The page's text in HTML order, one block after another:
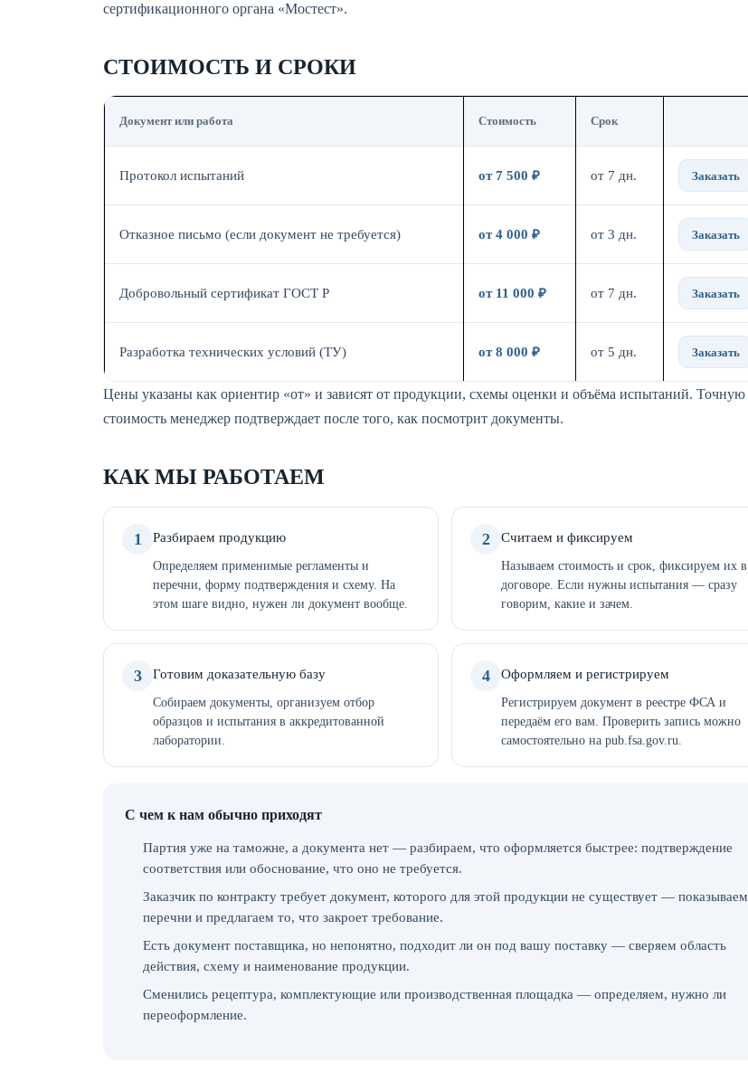
сертификационного органа «Мостест».
СТОИМОСТЬ И СРОКИ
Документ или работа Стоимость Срок
Протокол испытаний от 7 500 ₽ от 7 дн. Заказать
Отказное письмо (если документ не требуется) от 4 000 ₽ от 3 дн. Заказать
Добровольный сертификат ГОСТ Р от 11 000 ₽ от 7 дн. Заказать
Разработка технических условий (ТУ) от 8 000 ₽ от 5 дн. Заказать
Цены указаны как ориентир «от» и зависят от продукции, схемы оценки и объёма испытаний. Точную
стоимость менеджер подтверждает после того, как посмотрит документы.
КАК МЫ РАБОТАЕМ
1 Разбираем продукцию
Определяем применимые регламенты и
перечни, форму подтверждения и схему. На
этом шаге видно, нужен ли документ вообще.
2 Считаем и фиксируем
Называем стоимость и срок, фиксируем их в
договоре. Если нужны испытания — сразу
говорим, какие и зачем.
3 Готовим доказательную базу
Собираем документы, организуем отбор
образцов и испытания в аккредитованной
лаборатории.
4 Оформляем и регистрируем
Регистрируем документ в реестре ФСА и
передаём его вам. Проверить запись можно
самостоятельно на pub.fsa.gov.ru.
С чем к нам обычно приходят
Партия уже на таможне, а документа нет — разбираем, что оформляется быстрее: подтверждение
соответствия или обоснование, что оно не требуется.
Заказчик по контракту требует документ, которого для этой продукции не существует — показываем
перечни и предлагаем то, что закроет требование.
Есть документ поставщика, но непонятно, подходит ли он под вашу поставку — сверяем область
действия, схему и наименование продукции.
Сменились рецептура, комплектующие или производственная площадка — определяем, нужно ли
переоформление.